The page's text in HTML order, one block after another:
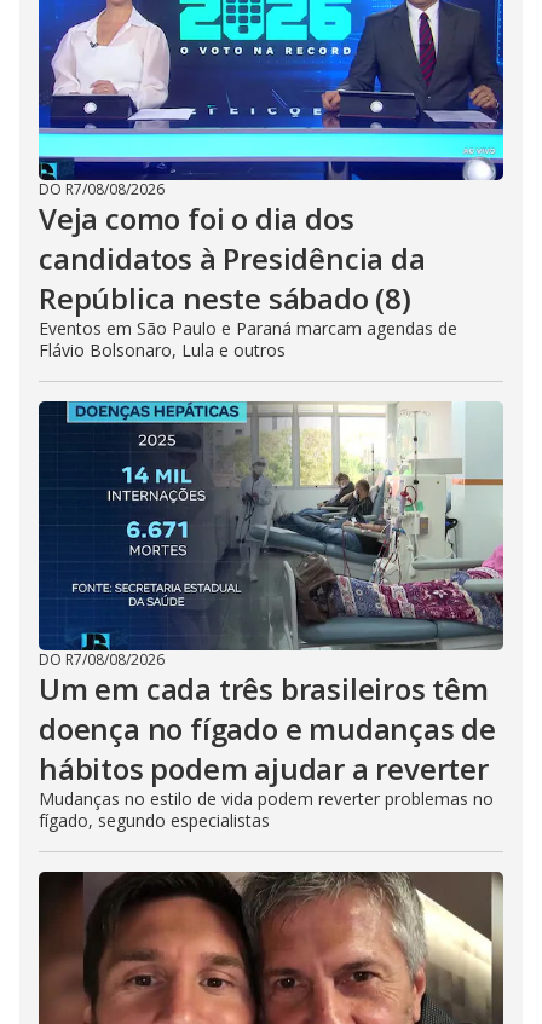
DO R7/08/08/2026
Veja como foi o dia dos
candidatos à Presidência da
República neste sábado (8)
Eventos em São Paulo e Paraná marcam agendas de
Flávio Bolsonaro, Lula e outros
DO R7/08/08/2026
Um em cada três brasileiros têm
doença no fígado e mudanças de
hábitos podem ajudar a reverter
Mudanças no estilo de vida podem reverter problemas no
fígado, segundo especialistas